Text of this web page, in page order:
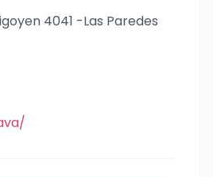
4041 -Las Paredes